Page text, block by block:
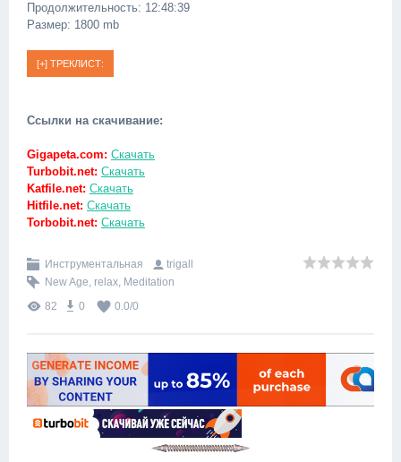
Продолжительность: 12:48:39
Размер: 1800 mb
Ссылки на скачивание:
Gigapeta.com: Скачать
Turbobit.net: Скачать
Katfile.net: Скачать
Hitfile.net: Скачать
Torbobit.net: Скачать
Инструментальная
trigall
New Age, relax, Meditation
82
0 0.0/0